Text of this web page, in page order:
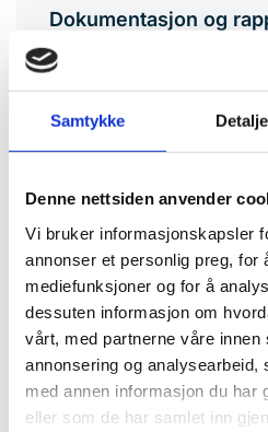
Samtykke
Denne nettsiden anvender
Vi bruker informasjonskapsler
annonser et personlig preg, for
mediefunksjoner og for å
dessuten informasjon om
vårt, med partnerne våre innen
annonsering og analysearbeid,
med annen informasjon du har
eller som de har samlet inn
Dokumentasjon og
Eier får oversikt over
Miljøfyrtårn-sertifisert
Driv er Miljøfyrtårn-sertifisert
rutiner for miljøledelse. Vi
BREEAM In-Use og annen
behov.